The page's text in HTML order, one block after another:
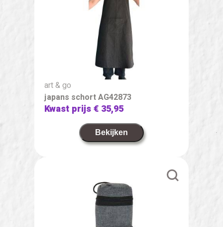
art & go
japans schort AG42873
Kwast prijs€ 35,95
Bekijken